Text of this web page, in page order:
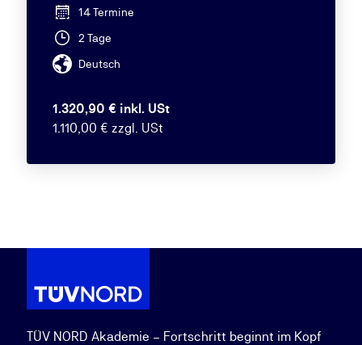
14 Termine
2 Tage
Deutsch
1.320,90 € inkl. USt
1.110,00 € zzgl. USt
TÜV NORD Akademie – Fortschritt beginnt im Kopf